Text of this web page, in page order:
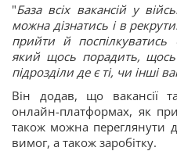
"База всіх вакансій у
можна дізнатись і в
прийти й поспілкуватись
який щось порадить, щось
підрозділи де є ті, чи інші
Він додав, що вакансії
онлайн-платформах, як
також можна переглянути
вимог, а також заробітку.